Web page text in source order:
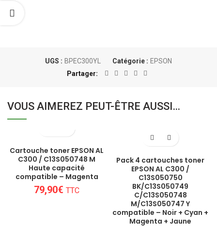
UGS : BPEC300YL Catégorie : EPSON
Partager
VOUS AIMEREZ PEUT-ÊTRE AUSSI…
Cartouche toner EPSON AL
C300 / C13S050748 M
Haute capacité
compatible – Magenta
79,90€ TTC
Pack 4 cartouches toner
EPSON AL C300 /
C13S050750
BK/C13S050749
C/C13S050748
M/C13S050747 Y
compatible – Noir + Cyan +
Magenta + Jaune